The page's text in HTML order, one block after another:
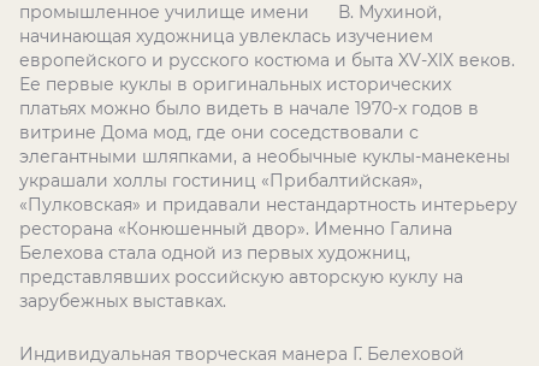
промышленное училище имени В. Мухиной,
начинающая художница увлеклась изучением
европейского и русского костюма и быта XV-XIX веков.
Ее первые куклы в оригинальных исторических
платьях можно было видеть в начале 1970-х годов в
витрине Дома мод, где они соседствовали с
элегантными шляпками, а необычные куклы-манекены
украшали холлы гостиниц «Прибалтийская»,
«Пулковская» и придавали нестандартность интерьеру
ресторана «Конюшенный двор». Именно Галина
Белехова стала одной из первых художниц,
представлявших российскую авторскую куклу на
зарубежных выставках.
Индивидуальная творческая манера Г. Белеховой